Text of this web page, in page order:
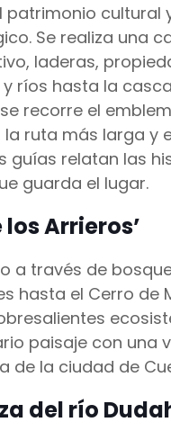
patrimonio cultural
Se realiza una
laderas,
ríos hasta la
recorre el
ruta más larga y
guías relatan las
guarda el lugar.
los Arrieros’
a través de
hasta el Cerro de
paisaje con una
de la ciudad de
del río